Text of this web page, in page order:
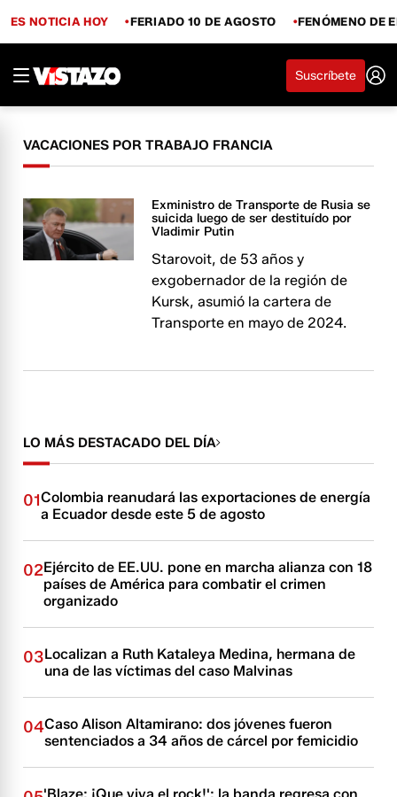
ES NOTICIA HOY FERIADO 10 DE AGOSTO FENÓMENO DE
Suscríbete
VACACIONES POR TRABAJO FRANCIA
Exministro de Transporte de Rusia se
suicida luego de ser destituído por
Vladimir Putin
Starovoit, de 53 años y
exgobernador de la región de
Kursk, asumió la cartera de
Transporte en mayo de 2024.
LO MÁS DESTACADO DEL DÍA
01Colombia reanudará las exportaciones de energía
a Ecuador desde este 5 de agosto
02Ejército de EE.UU. pone en marcha alianza con 18
países de América para combatir el crimen
organizado
03Localizan a Ruth Kataleya Medina, hermana de
una de las víctimas del caso Malvinas
04Caso Alison Altamirano: dos jóvenes fueron
sentenciados a 34 años de cárcel por femicidio